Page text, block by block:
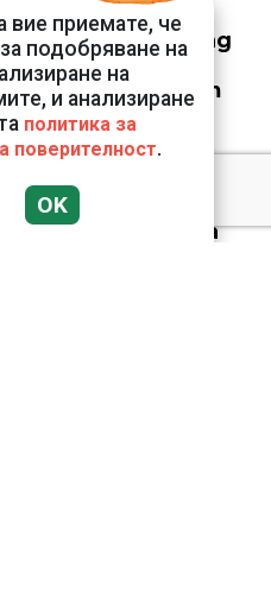
оферти с до
отстъпка за над
устройства от
през август
принцеса
вие приемате, че
подобряване на
на
и анализиране
политика за
поверителност.
OK